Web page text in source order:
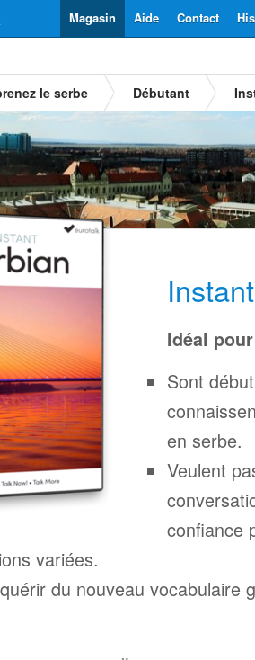
Contact
Aide
Magasin
le serbe Débutant
Idéal
Sont
en serbe.
Veulent
confiance
variées.
du nouveau vocabulaire